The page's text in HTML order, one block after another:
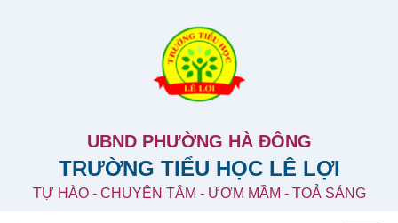
UBND PHƯỜNG HÀ ĐÔNG
TRƯỜNG TIỂU HỌC LÊ LỢI
TỰ HÀO - CHUYÊN TÂM - ƯƠM MẦM - TOẢ SÁNG